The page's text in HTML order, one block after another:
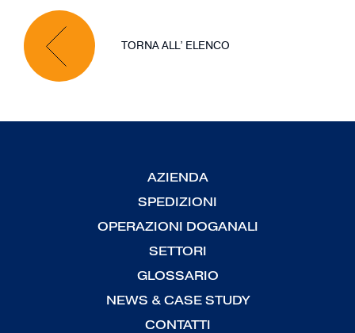
TORNA ALL’ ELENCO
AZIENDA
SPEDIZIONI
OPERAZIONI DOGANALI
SETTORI
GLOSSARIO
NEWS & CASE STUDY
CONTATTI